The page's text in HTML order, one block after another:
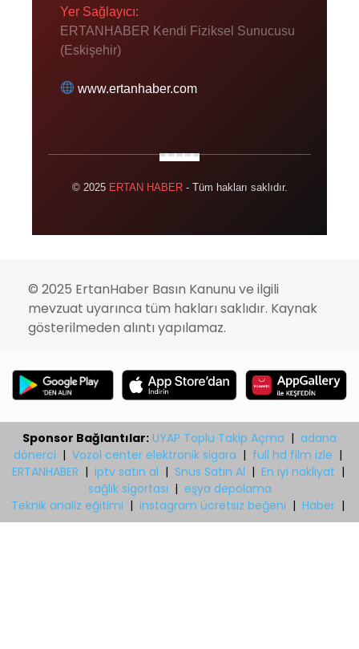
Yer Sağlayıcı:
ERTANHABER Kendi Fiziksel Sunucusu
(Eskişehir)
www.ertanhaber.com
© 2025 ERTAN HABER- Tüm hakları saklıdır.
© 2025 ErtanHaber Basın Kanunu ve ilgili
mevzuat uyarınca tüm hakları saklıdır. Kaynak
gösterilmeden alıntı yapılamaz.
Sponsor Bağlantılar: UYAP Toplu Takip Açma | adana
dönerci | Vozol center elektronik sigara | full hd film izle |
ERTANHABER | iptv satın al | Snus Satın Al | En iyi nakliyat |
sağlık sigortası | eşya depolama
Teknik analiz eğitimi | instagram ücretsiz beğeni | Haber |